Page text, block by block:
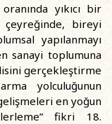
yıkıcı bir
çeyreğinde, bireyi
yapılanmayı
sanayi toplumuna
gerçekleştirme
yolculuğunun
en yoğun
fikri 18.